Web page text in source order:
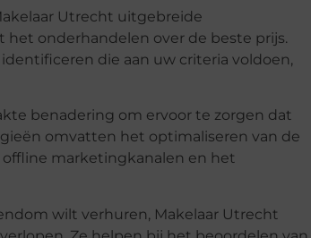
Utrecht uitgebreide
onderhandelen over de beste prijs.
die aan uw criteria voldoen,
benadering om ervoor te zorgen dat
omvatten het optimaliseren van de
marketingkanalen en het
wilt verhuren, Makelaar Utrecht